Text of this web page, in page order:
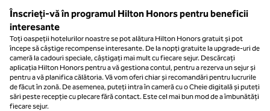
Înscrieți-vă în programul Hilton Honors pentru beneficii
interesante
Toți oaspeții hotelurilor noastre se pot alătura Hilton Honors gratuit și pot
începe să câștige recompense interesante. De la nopți gratuite la upgrade-uri de
cameră la cadouri speciale, câștigați mai mult cu fiecare sejur. Descărcați
aplicația Hilton Honors pentru a vă gestiona contul, pentru a rezerva un sejur și
pentru a vă planifica călătoria. Vă vom oferi chiar și recomandări pentru lucrurile
de făcut în zonă. De asemenea, puteți intra în cameră cu o Cheie digitală și puteți
sări peste recepție cu plecare fără contact. Este cel mai bun mod de a îmbunătăți
fiecare sejur.